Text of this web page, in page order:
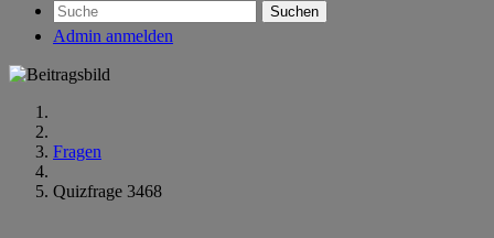
Suchen
Admin anmelden
Fragen
Quizfrage 3468